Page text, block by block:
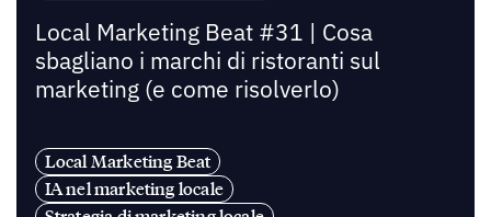
Local Marketing Beat #31 | Cosa
sbagliano i marchi di ristoranti sul
marketing (e come risolverlo)
Local Marketing Beat
IA nel marketing locale